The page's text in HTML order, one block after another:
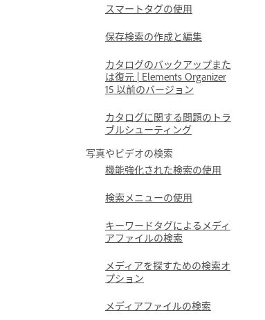
スマートタグの使用
保存検索の作成と編集
カタログのバックアップまた
は復元 | Elements Organizer
15 以前のバージョン
カタログに関する問題のトラ
ブルシューティング
写真やビデオの検索
機能強化された検索の使用
検索メニューの使用
キーワードタグによるメディ
アファイルの検索
メディアを探すための検索オ
プション
メディアファイルの検索